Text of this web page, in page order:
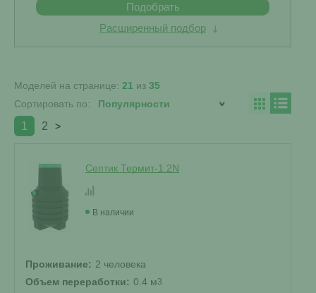
Подобрать
Расширенный подбор
Моделей на странице: 21 из 35
Сортировать по:
1 2 >
Септик Термит-1.2N
В наличии
Проживание: 2 человека
Объем переработки: 0.4 м3